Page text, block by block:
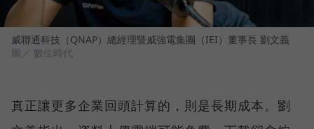
威聯通科技（QNAP）總經理暨威強電集團（IEI）董事長 劉文義
圖／ 數位時代
真正讓更多企業回頭計算的，則是長期成本。劉